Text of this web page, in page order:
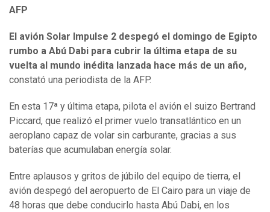
AFP
El avión Solar Impulse 2 despegó el domingo de Egipto
rumbo a Abú Dabi para cubrir la última etapa de su
vuelta al mundo inédita lanzada hace más de un año,
constató una periodista de la AFP.
En esta 17ª y última etapa, pilota el avión el suizo Bertrand
Piccard, que realizó el primer vuelo transatlántico en un
aeroplano capaz de volar sin carburante, gracias a sus
baterías que acumulaban energía solar.
Entre aplausos y gritos de júbilo del equipo de tierra, el
avión despegó del aeropuerto de El Cairo para un viaje de
48 horas que debe conducirlo hasta Abú Dabi, en los